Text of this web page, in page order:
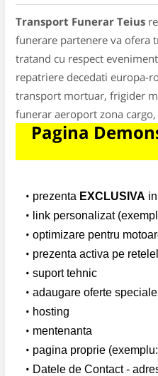
Transport Funerar Teius
funerare partenere va ofera
tratand cu respect
repatriere decedati europa-
transport mortuar, frigider
funerar aeroport zona
Pagina
prezenta EXCLUSIVA
link personalizat
optimizare pentru
prezenta activa pe
suport tehnic
adaugare oferte speciale
hosting
mentenanta
pagina proprie (exemplu:
Datele de Contact -